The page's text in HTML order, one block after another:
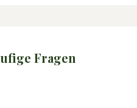
Fragen